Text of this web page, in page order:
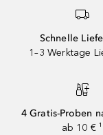
Schnelle
1–3 Werktage
4 Gratis-Proben
ab 10 € ¹